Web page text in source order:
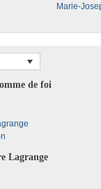
Marie-
de foi
Lagrange